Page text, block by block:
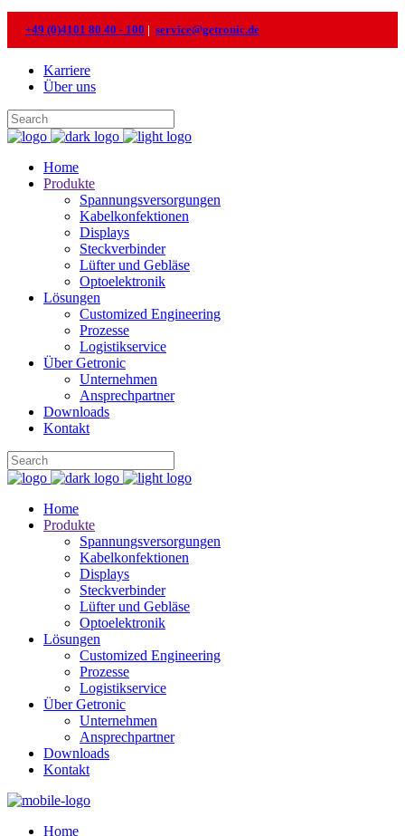
+49 (0)4101 80 40 - 100 | service@getronic.de
Karriere
Über uns
Home
Produkte
Spannungsversorgungen
Kabelkonfektionen
Displays
Steckverbinder
Lüfter und Gebläse
Optoelektronik
Lösungen
Customized Engineering
Prozesse
Logistikservice
Über Getronic
Unternehmen
Ansprechpartner
Downloads
Kontakt
Home
Produkte
Spannungsversorgungen
Kabelkonfektionen
Displays
Steckverbinder
Lüfter und Gebläse
Optoelektronik
Lösungen
Customized Engineering
Prozesse
Logistikservice
Über Getronic
Unternehmen
Ansprechpartner
Downloads
Kontakt
Home